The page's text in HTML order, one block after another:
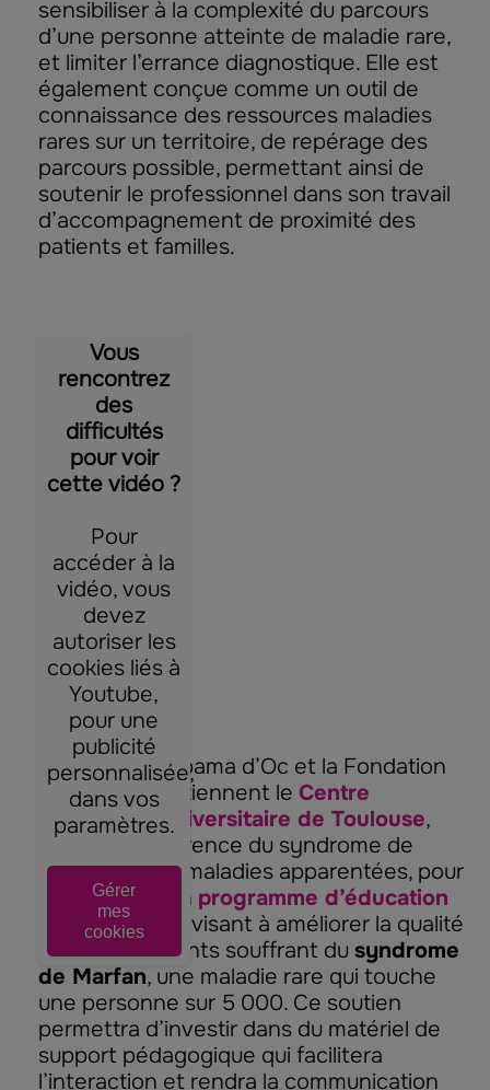
sensibiliser à la complexité du parcours
d’une personne atteinte de maladie rare,
et limiter l’errance diagnostique. Elle est
également conçue comme un outil de
connaissance des ressources maladies
rares sur un territoire, de repérage des
parcours possible, permettant ainsi de
soutenir le professionnel dans son travail
d’accompagnement de proximité des
patients et familles.
Vous
rencontrez
des
difficultés
pour voir
cette vidéo ?
Pour
accéder à la
vidéo, vous
devez
autoriser les
cookies liés à
Youtube,
pour une
publicité
personnalisée,
dans vos
paramètres.
Gérer
mes
cookies
En 2020, Groupama d’Oc et la Fondation
Groupama soutiennent le Centre
Hospitalier Universitaire de Toulouse,
centre de référence du syndrome de
Marfan et des maladies apparentées, pour
la création d’un programme d’éducation
thérapeutique
visant à améliorer la qualité
de vie de patients souffrant du syndrome
de Marfan, une maladie rare qui touche
une personne sur 5 000. Ce soutien
permettra d’investir dans du matériel de
support pédagogique qui facilitera
l’interaction et rendra la communication